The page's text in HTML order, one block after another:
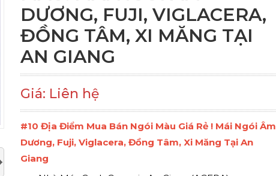
DƯƠNG, FUJI, VIGLACERA,
ĐỒNG TÂM, XI MĂNG TẠI
AN GIANG
Giá: Liên hệ
#10 Địa Điểm Mua Bán Ngói Màu Giá Rẻ ! Mái Ngói Âm
Dương, Fuji, Viglacera, Đồng Tâm, Xi Măng Tại An
Giang